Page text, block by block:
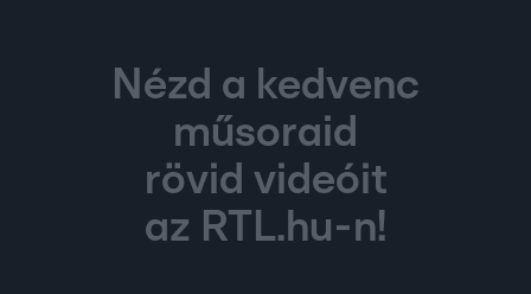
Nézd a kedvenc
műsoraid
rövid videóit
az RTL.hu-n!